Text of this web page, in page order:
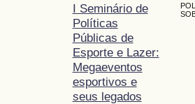
I Seminário de
Políticas
Públicas de
Esporte e Lazer:
Megaeventos
esportivos e
seus legados